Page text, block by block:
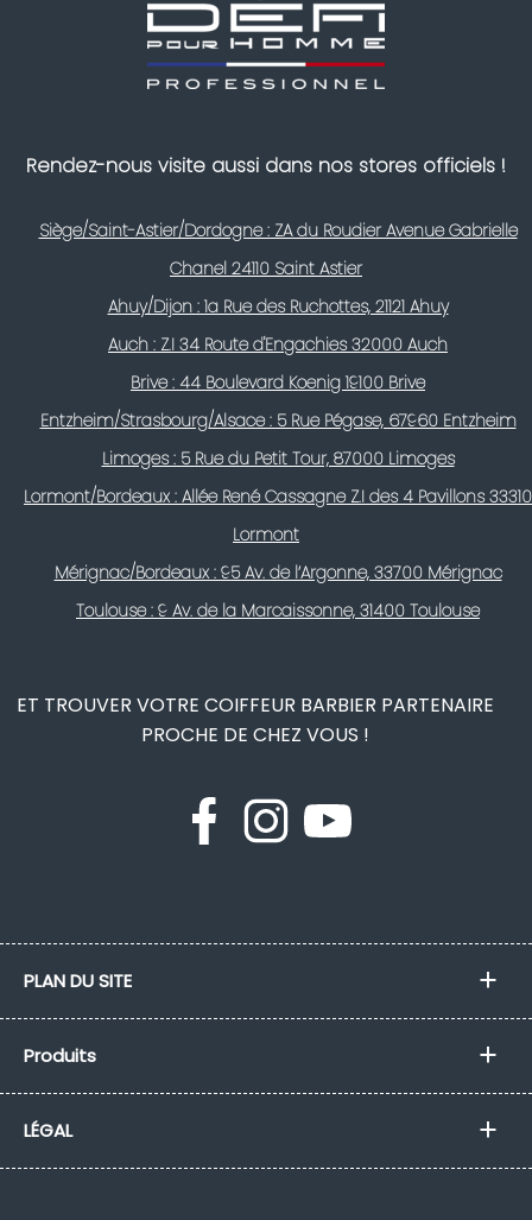
Rendez-nous visite aussi dans nos stores officiels !
Siège/Saint-Astier/Dordogne : ZA du Roudier Avenue Gabrielle
Chanel 24110 Saint Astier
Ahuy/Dijon : 1a Rue des Ruchottes, 21121 Ahuy
Auch : Z.I 34 Route d'Engachies 32000 Auch
Brive : 44 Boulevard Koenig 19100 Brive
Entzheim/Strasbourg/Alsace : 5 Rue Pégase, 67960 Entzheim
Limoges : 5 Rue du Petit Tour, 87000 Limoges
Lormont/Bordeaux : Allée René Cassagne Z.I des 4 Pavillons 33310
Lormont
Mérignac/Bordeaux : 95 Av. de l’Argonne, 33700 Mérignac
Toulouse : 9 Av. de la Marcaissonne, 31400 Toulouse
ET TROUVER VOTRE COIFFEUR BARBIER PARTENAIRE
PROCHE DE CHEZ VOUS !
PLAN DU SITE
Produits
LÉGAL